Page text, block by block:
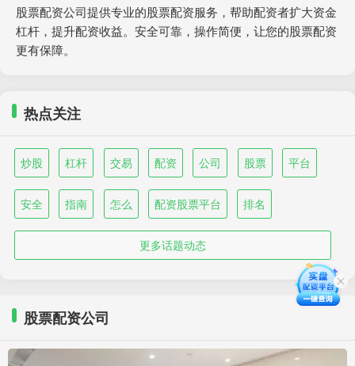
股票配资公司提供专业的股票配资服务，帮助配资者扩大资金
杠杆，提升配资收益。安全可靠，操作简便，让您的股票配资
更有保障。
热点关注
炒股 杠杆 交易 配资 公司 股票 平台
安全 指南 怎么 配资股票平台 排名
更多话题动态
股票配资公司